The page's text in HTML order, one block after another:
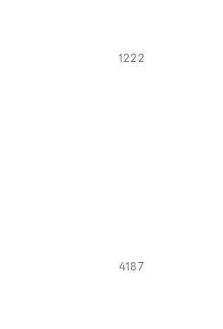
1222
4187